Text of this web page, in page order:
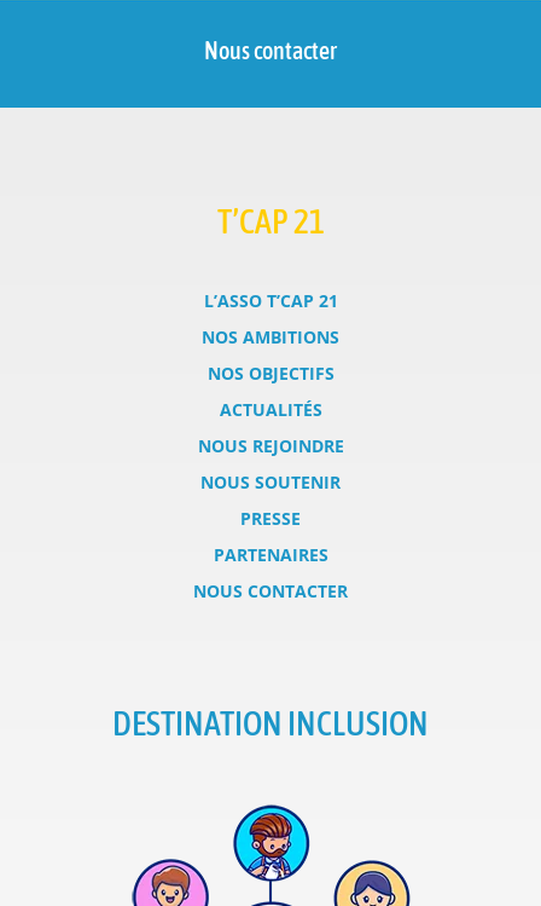
Nous contacter
T’CAP 21
L’ASSO T’CAP 21
NOS AMBITIONS
NOS OBJECTIFS
ACTUALITÉS
NOUS REJOINDRE
NOUS SOUTENIR
PRESSE
PARTENAIRES
NOUS CONTACTER
DESTINATION INCLUSION